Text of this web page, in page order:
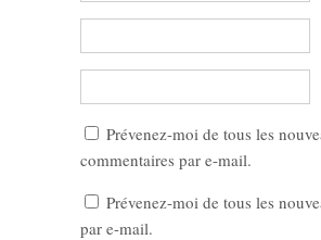
Prévenez-moi de tous les
commentaires par e-mail.
Prévenez-moi de tous les
par e-mail.